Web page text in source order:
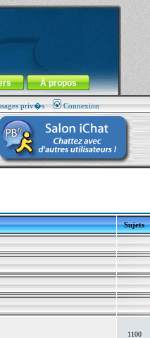
À propos
priv�s Connexion
Sujets
1100